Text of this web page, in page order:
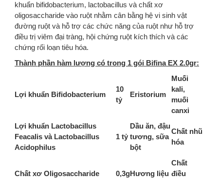
khuẩn bifidobacterium, lactobacillus và chất xơ
oligosaccharide vào ruột nhằm cân bằng hệ vi sinh vật
đường ruột và hỗ trợ các chức năng của ruột như hỗ trợ
điều trị viêm đại tràng, hội chứng ruột kích thích và các
chứng rối loạn tiêu hóa.
Thành phần hàm lượng có trong 1 gói Bifina EX 2.0gr:
Lợi khuẩn Bifidobacterium
10
tỷ
Eristorium
Muối
kali,
muối
canxi
Lợi khuẩn Lactobacillus
Feacalis và Lactobacillus
Acidophilus
1 tỷ
Dầu ăn, đậu
tương, sữa
bột
Chất nhũ
hóa
Chất xơ Oligosaccharide 0,3gHương liệu
Chất
điều